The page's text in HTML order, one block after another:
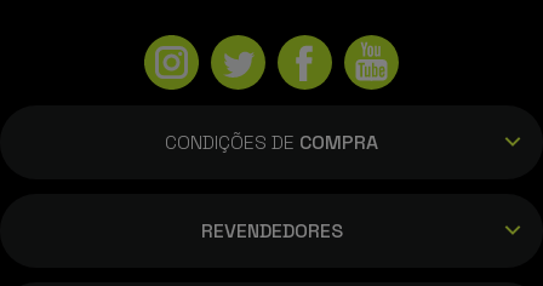
CONDIÇÕES DE COMPRA
REVENDEDORES